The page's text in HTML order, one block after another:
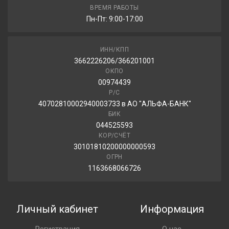
5 070.00 ₽
ВРЕМЯ РАБОТЫ
Пн-Пт: 9:00-17:00
ИНН/КПП
3662226206/366201001
ОКПО
00974439
Р/С
40702810002940003733 в АО "АЛЬФА-БАНК"
БИК
044525593
КОР/СЧЁТ
30101810200000000593
ОГРН
1163668066726
Личный кабинет Информация